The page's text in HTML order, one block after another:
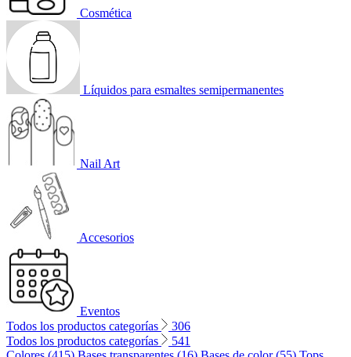
Cosmética
Líquidos para esmaltes semipermanentes
Nail Art
Accesorios
Eventos
Todos los productos categorías
306
Todos los productos categorías
541